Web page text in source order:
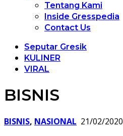
Tentang Kami
Inside Gresspedia
Contact Us
Seputar Gresik
KULINER
VIRAL
BISNIS
BISNIS, NASIONAL 21/02/2020